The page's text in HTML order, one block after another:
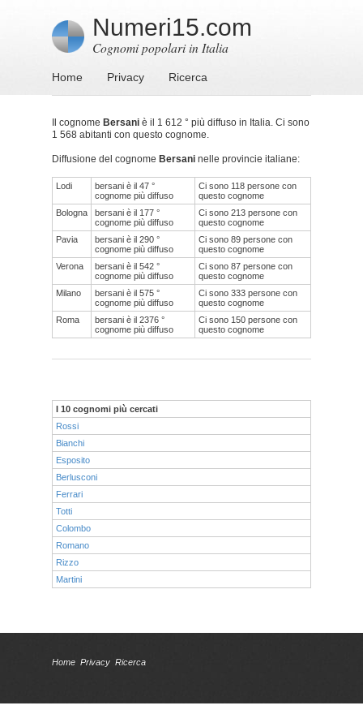
Numeri15.com
Cognomi popolari in Italia
Home Privacy Ricerca
Il cognome Bersani è il 1 612 ° più diffuso in Italia. Ci sono
1 568 abitanti con questo cognome.
Diffusione del cognome Bersani nelle provincie italiane:
Lodi
bersani è il 47 °
cognome più diffuso
Ci sono 118 persone con
questo cognome
Bologna
bersani è il 177 °
cognome più diffuso
Ci sono 213 persone con
questo cognome
Pavia
bersani è il 290 °
cognome più diffuso
Ci sono 89 persone con
questo cognome
Verona
bersani è il 542 °
cognome più diffuso
Ci sono 87 persone con
questo cognome
Milano
bersani è il 575 °
cognome più diffuso
Ci sono 333 persone con
questo cognome
Roma
bersani è il 2376 °
cognome più diffuso
Ci sono 150 persone con
questo cognome
I 10 cognomi più cercati
Rossi
Bianchi
Esposito
Berlusconi
Ferrari
Totti
Colombo
Romano
Rizzo
Martini
Home Privacy Ricerca